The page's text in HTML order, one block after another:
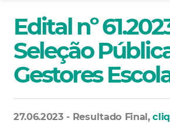
Edital nº
Seleção
Gestores
27.06.2023 - Resultado Final,